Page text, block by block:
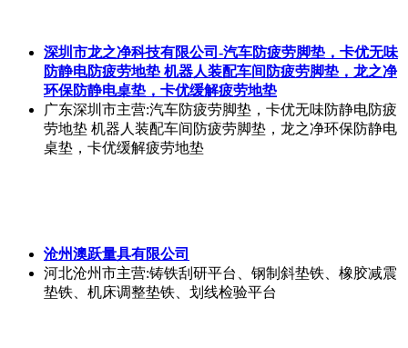
深圳市龙之净科技有限公司-汽车防疲劳脚垫，卡优无味
防静电防疲劳地垫 机器人装配车间防疲劳脚垫，龙之净
环保防静电桌垫，卡优缓解疲劳地垫
广东深圳市主营:汽车防疲劳脚垫，卡优无味防静电防疲
劳地垫 机器人装配车间防疲劳脚垫，龙之净环保防静电
桌垫，卡优缓解疲劳地垫
沧州澳跃量具有限公司
河北沧州市主营:铸铁刮研平台、钢制斜垫铁、橡胶减震
垫铁、机床调整垫铁、划线检验平台